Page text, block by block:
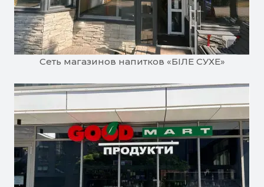
Сеть магазинов напитков «БІЛЕ СУХЕ»